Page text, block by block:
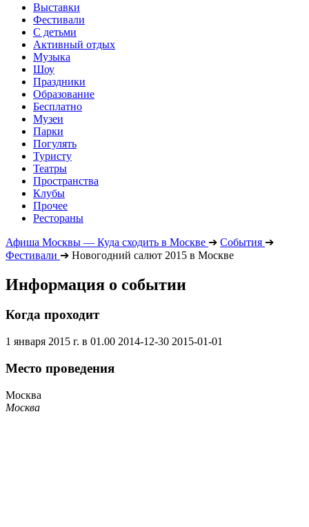
Выставки
Фестивали
С детьми
Активный отдых
Музыка
Шоу
Праздники
Образование
Бесплатно
Музеи
Парки
Погулять
Туристу
Театры
Пространства
Клубы
Прочее
Рестораны
Афиша Москвы — Куда сходить в Москве ➔ События ➔
Фестивали ➔ Новогодний салют 2015 в Москве
Информация о событии
Когда проходит
1 января 2015 г. в 01.00 2014-12-30 2015-01-01
Место проведения
Москва
Москва